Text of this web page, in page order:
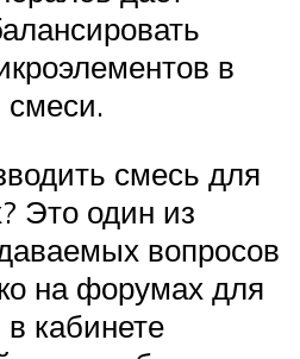
в
смеси.
смесь для
Это один из
вопросов
на форумах для
кабинете